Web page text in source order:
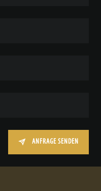
ANFRAGE SENDEN